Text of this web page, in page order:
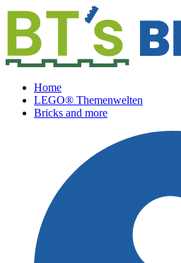
Home
LEGO® Themenwelten
Bricks and more